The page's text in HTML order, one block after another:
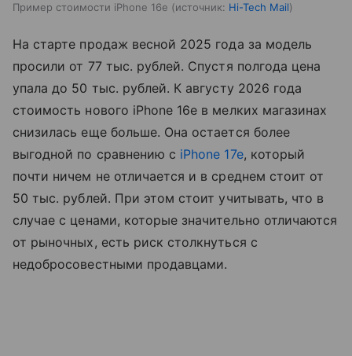
Пример стоимости iPhone 16e источник: Hi-Tech Mail
На старте продаж весной 2025 года за модель
просили от 77 тыс. рублей. Спустя полгода цена
упала до 50 тыс. рублей. К августу 2026 года
стоимость нового iPhone 16e в мелких магазинах
снизилась еще больше. Она остается более
выгодной по сравнению с iPhone 17e, который
почти ничем не отличается и в среднем стоит от
50 тыс. рублей. При этом стоит учитывать, что в
случае с ценами, которые значительно отличаются
от рыночных, есть риск столкнуться с
недобросовестными продавцами.